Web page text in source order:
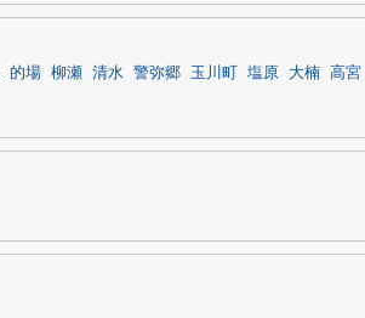
的場 柳瀬 清水 警弥郷 玉川町 塩原 大楠 高宮